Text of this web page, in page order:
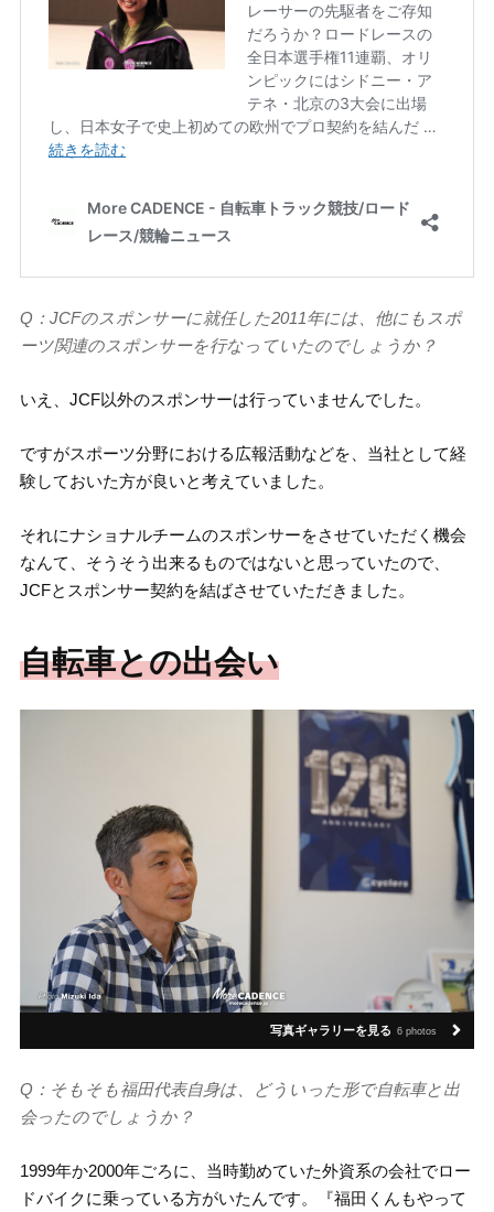
Q：JCFのスポンサーに就任した2011年には、他にもスポ
ーツ関連のスポンサーを行なっていたのでしょうか？
いえ、JCF以外のスポンサーは行っていませんでした。
ですがスポーツ分野における広報活動などを、当社として経
験しておいた方が良いと考えていました。
それにナショナルチームのスポンサーをさせていただく機会
なんて、そうそう出来るものではないと思っていたので、
JCFとスポンサー契約を結ばさせていただきました。
自転車との出会い
写真ギャラリーを見る 6 photos
Q：そもそも福田代表自身は、どういった形で自転車と出
会ったのでしょうか？
1999年か2000年ごろに、当時勤めていた外資系の会社でロー
ドバイクに乗っている方がいたんです。『福田くんもやって